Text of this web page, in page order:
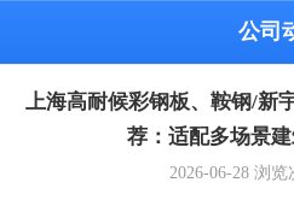
公司
上海高耐候彩钢板、鞍钢/新
荐：适配多场景
2026-06-28 浏览